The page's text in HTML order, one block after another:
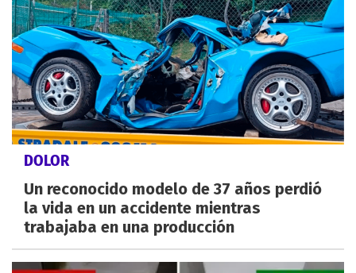
DOLOR
Un reconocido modelo de 37 años perdió
la vida en un accidente mientras
trabajaba en una producción